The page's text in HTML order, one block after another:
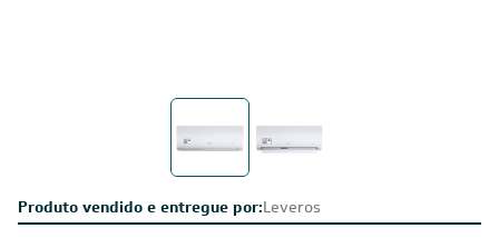
Produto vendido e entregue por:Leveros